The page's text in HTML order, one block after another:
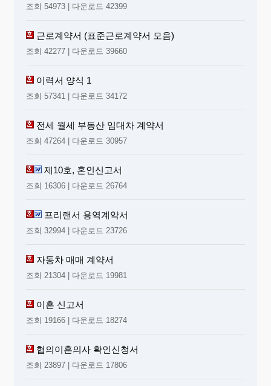
조회 54973 | 다운로드 42399
근로계약서 (표준근로계약서 모음)
조회 42277 | 다운로드 39660
이력서 양식 1
조회 57341 | 다운로드 34172
전세 월세 부동산 임대차 계약서
조회 47264 | 다운로드 30957
제10호, 혼인신고서
조회 16306 | 다운로드 26764
프리랜서 용역계약서
조회 32994 | 다운로드 23726
자동차 매매 계약서
조회 21304 | 다운로드 19981
이혼 신고서
조회 19166 | 다운로드 18274
협의이혼의사 확인신청서
조회 23897 | 다운로드 17806